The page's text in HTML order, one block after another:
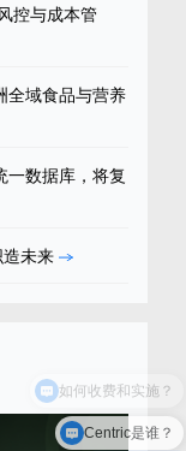
控与成本管
域食品与营养
一数据库，将复
未来
Centric是谁？